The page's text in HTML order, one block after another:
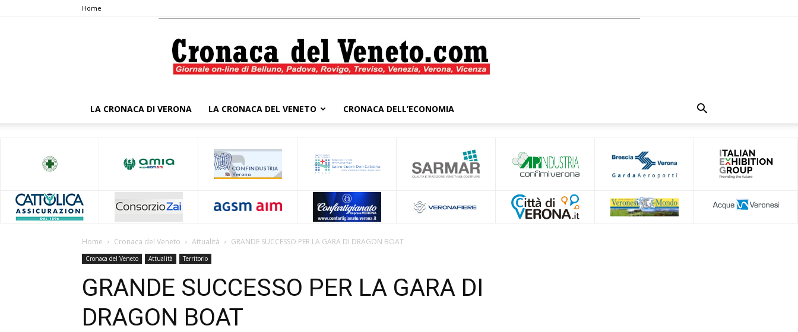
Home
Veneto
LA CRONACA DI VERONA LA CRONACA DEL VENETO CRONACA DELL’ECONOMIA
Home Cronaca del Veneto Attualità GRANDE SUCCESSO PER LA GARA DI DRAGON BOAT
Cronaca del Veneto Attualità Territorio
GRANDE SUCCESSO PER LA GARA DI
DRAGON BOAT